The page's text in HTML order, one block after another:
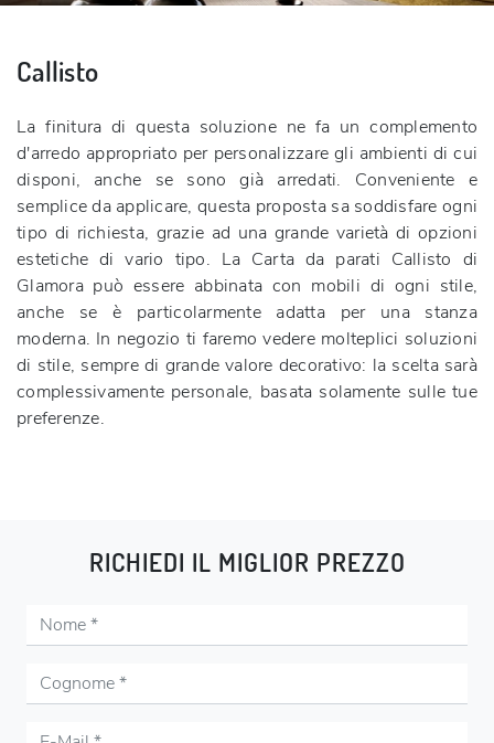
Callisto
La finitura di questa soluzione ne fa un complemento
d'arredo appropriato per personalizzare gli ambienti di cui
disponi, anche se sono già arredati. Conveniente e
semplice da applicare, questa proposta sa soddisfare ogni
tipo di richiesta, grazie ad una grande varietà di opzioni
estetiche di vario tipo. La Carta da parati Callisto di
Glamora può essere abbinata con mobili di ogni stile,
anche se è particolarmente adatta per una stanza
moderna. In negozio ti faremo vedere molteplici soluzioni
di stile, sempre di grande valore decorativo: la scelta sarà
complessivamente personale, basata solamente sulle tue
preferenze.
RICHIEDI IL MIGLIOR PREZZO